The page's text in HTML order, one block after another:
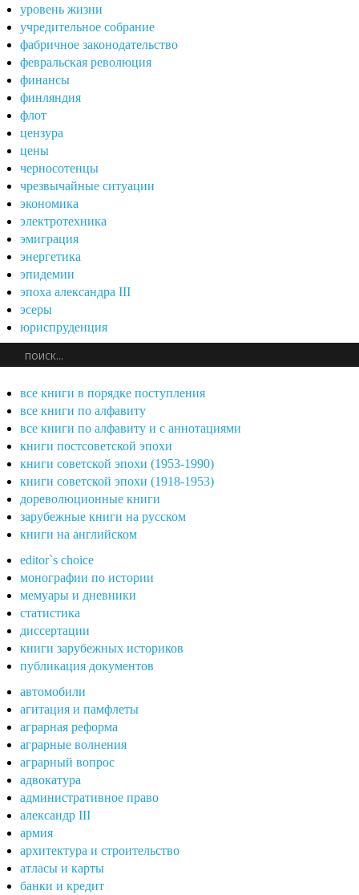
уровень жизни
учредительное собрание
фабричное законодательство
февральская революция
финансы
финляндия
флот
цензура
цены
черносотенцы
чрезвычайные ситуации
экономика
электротехника
эмиграция
энергетика
эпидемии
эпоха александра III
эсеры
юриспруденция
все книги в порядке поступления
все книги по алфавиту
все книги по алфавиту и с аннотациями
книги постсоветской эпохи
книги советской эпохи (1953-1990)
книги советской эпохи (1918-1953)
дореволюционные книги
зарубежные книги на русском
книги на английском
editor`s choice
монографии по истории
мемуары и дневники
статистика
диссертации
книги зарубежных историков
публикация документов
автомобили
агитация и памфлеты
аграрная реформа
аграрные волнения
аграрный вопрос
адвокатура
административное право
александр III
армия
архитектура и строительство
атласы и карты
банки и кредит